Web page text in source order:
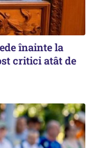
înainte la
critici atât de